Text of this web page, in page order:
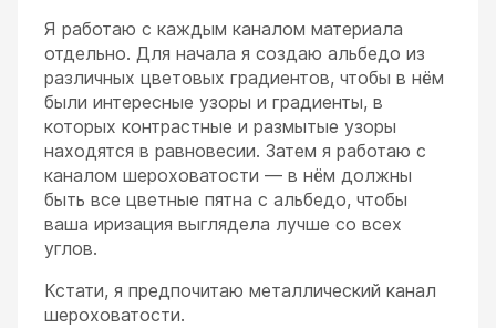
Я работаю с каждым каналом материала
отдельно. Для начала я создаю альбедо из
различных цветовых градиентов, чтобы в нём
были интересные узоры и градиенты, в
которых контрастные и размытые узоры
находятся в равновесии. Затем я работаю с
каналом шероховатости — в нём должны
быть все цветные пятна с альбедо, чтобы
ваша иризация выглядела лучше со всех
углов.
Кстати, я предпочитаю металлический канал
шероховатости.